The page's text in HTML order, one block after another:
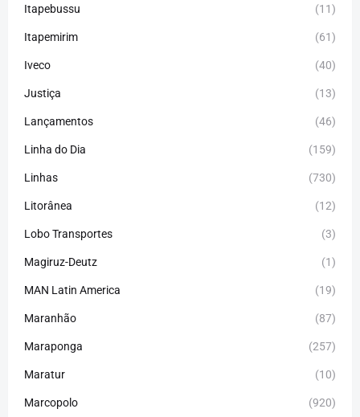
Itapebussu (11)
Itapemirim (61)
Iveco (40)
Justiça (13)
Lançamentos (46)
Linha do Dia (159)
Linhas (730)
Litorânea (12)
Lobo Transportes (3)
Magiruz-Deutz (1)
MAN Latin America (19)
Maranhão (87)
Maraponga (257)
Maratur (10)
Marcopolo (920)